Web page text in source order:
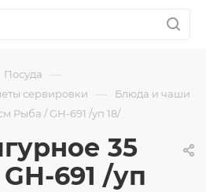
Посуда —
сервировки — Блюда и чаши
Рыба / GH-691 /уп 18/
35
691 /уп